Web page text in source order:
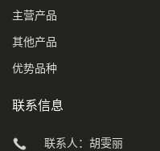
主营产品
其他产品
优势品种
联系信息
联系人：胡雯丽